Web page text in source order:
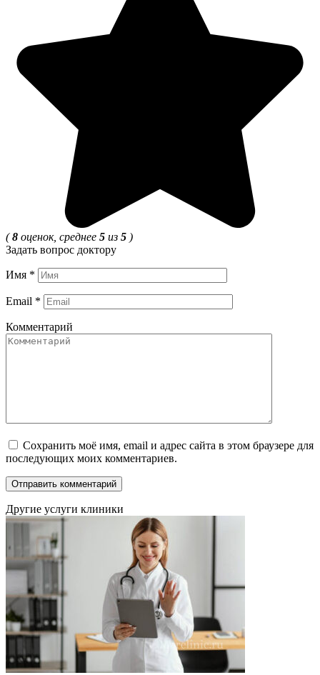
(8 оценок, среднее 5 из 5 )
Задать вопрос доктору
Имя *
Email *
Комментарий
Сохранить моё имя, email и адрес сайта в этом браузере для
последующих моих комментариев.
Другие услуги клиники